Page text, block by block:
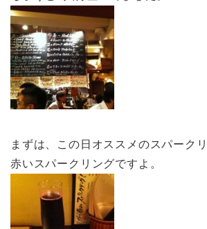
まずは、この日オススメのスパークリ
赤いスパークリングですよ。